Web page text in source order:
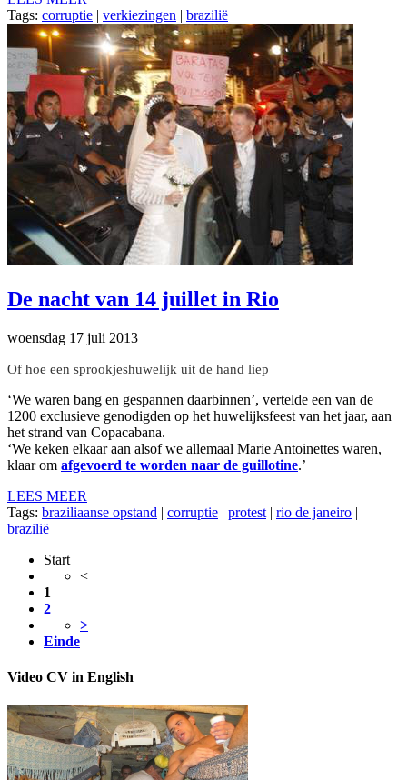
Tags: corruptie | verkiezingen | brazilië
De nacht van 14 juillet in Rio
woensdag 17 juli 2013
Of hoe een sprookjeshuwelijk uit de hand liep
‘We waren bang en gespannen daarbinnen’, vertelde een van de
1200 exclusieve genodigden op het huwelijksfeest van het jaar, aan
het strand van Copacabana.
‘We keken elkaar aan alsof we allemaal Marie Antoinettes waren,
klaar om afgevoerd te worden naar de guillotine.’
LEES MEER
Tags: braziliaanse opstand | corruptie | protest | rio de janeiro |
brazilië
Start
<
1
2
>
Einde
Video CV in English